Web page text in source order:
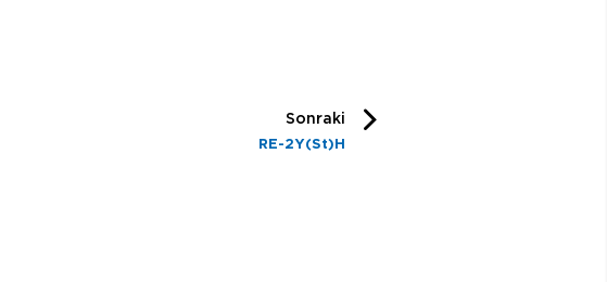
Sonraki
RE-2Y(St)H